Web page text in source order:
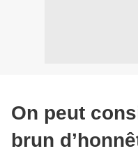
On peut
brun